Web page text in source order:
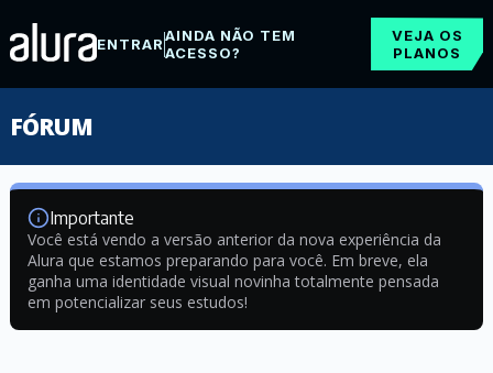
ENTRARAINDA NÃO TEM
ACESSO?
VEJA OS
PLANOS
FÓRUM
Importante
Você está vendo a versão anterior da nova experiência da
Alura que estamos preparando para você. Em breve, ela
ganha uma identidade visual novinha totalmente pensada
em potencializar seus estudos!